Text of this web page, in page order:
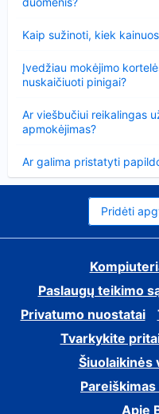
Kaip sužinoti, kiek
Įvedžiau mokėjimo
nuskaičiuoti pinigai?
Ar viešbučiui reikalingas
apmokėjimas?
Ar galima pristatyti
Pridėti
Paslaugų teikimo
Privatumo nuostatai
Tvarkykite
Šiuolaikinės
Apie